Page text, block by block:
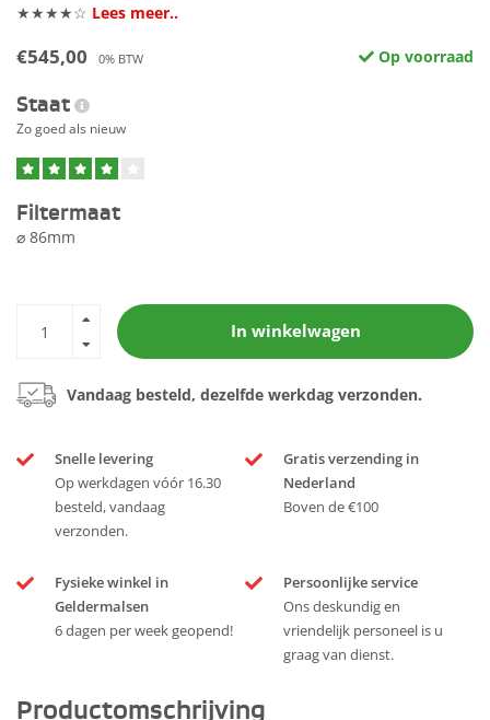
★★★★☆ Lees meer..
€545,00 0% BTW Op voorraad
Staat
Zo goed als nieuw
Filtermaat
⌀ 86mm
In winkelwagen
Vandaag besteld, dezelfde werkdag verzonden.
Snelle levering
Op werkdagen vóór 16.30
besteld, vandaag
verzonden.
Gratis verzending in
Nederland
Boven de €100
Fysieke winkel in
Geldermalsen
6 dagen per week geopend!
Persoonlijke service
Ons deskundig en
vriendelijk personeel is u
graag van dienst.
Productomschrijving